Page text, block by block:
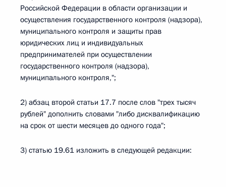
Российской Федерации в области организации и
осуществления государственного контроля (надзора),
муниципального контроля и защиты прав
юридических лиц и индивидуальных
предпринимателей при осуществлении
государственного контроля (надзора),
муниципального контроля,";
2) абзац второй статьи 17.7 после слов "трех тысяч
рублей" дополнить словами "либо дисквалификацию
на срок от шести месяцев до одного года";
3) статью 19.61 изложить в следующей редакции: